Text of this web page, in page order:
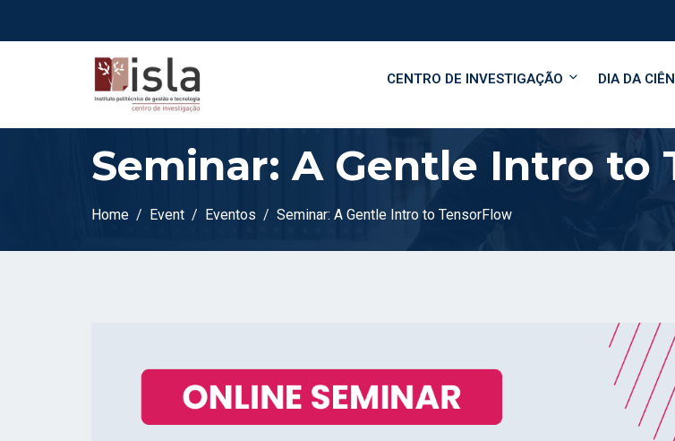
CENTRO DE INVESTIGAÇÃO DIA DA
Seminar: A Gentle Intro to
Home Event Eventos Seminar: A Gentle Intro to TensorFlow